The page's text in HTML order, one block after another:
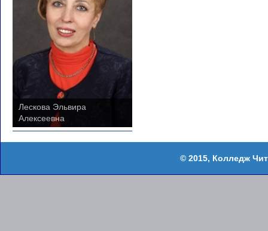
Лескова Эльвира
Алексеевна
Колледж